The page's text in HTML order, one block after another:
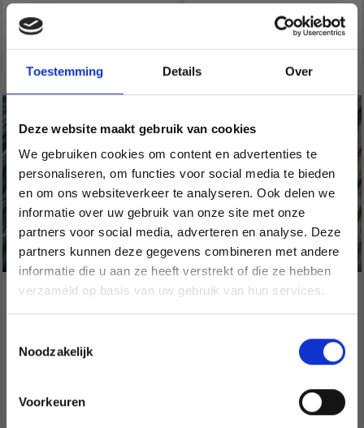
Toestemming Details Over
Deze website maakt gebruik van cookies
We gebruiken cookies om content en advertenties te
personaliseren, om functies voor social media te bieden
en om ons websiteverkeer te analyseren. Ook delen we
informatie over uw gebruik van onze site met onze
partners voor social media, adverteren en analyse. Deze
partners kunnen deze gegevens combineren met andere
informatie die u aan ze heeft verstrekt of die ze hebben
verzameld op basis van uw gebruik van hun services.
Noodzakelijk
Voorkeuren
EUR 16.30
ONION ORGANIC
Bekijk alle opties
ONION
EUR 5.70
Bekijk alle opties
Économisez jusqu'à 50 %
Soyez le premier à connaître nos soldes et